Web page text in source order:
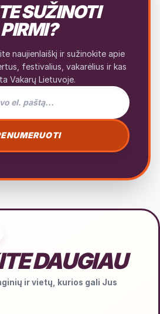
SUŽINOTI
PIRMI?
naujienlaiškį ir sužinokite apie
festivalius, vakarėlius ir kas
Vakarų Lietuvoje.
naujienlaiškiui
DAUGIAU
ir vietų, kurios gali Jus